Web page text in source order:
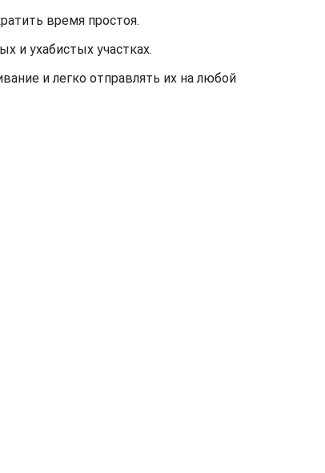
время простоя.
и ухабистых участках.
и легко отправлять их на любой